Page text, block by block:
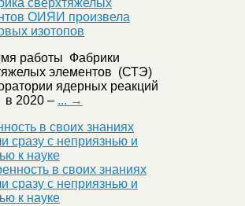
работы Фабрики
элементов (СТЭ)
ядерных реакций
2020 – ... →
в своих знаниях
сразу с неприязнью и
к науке